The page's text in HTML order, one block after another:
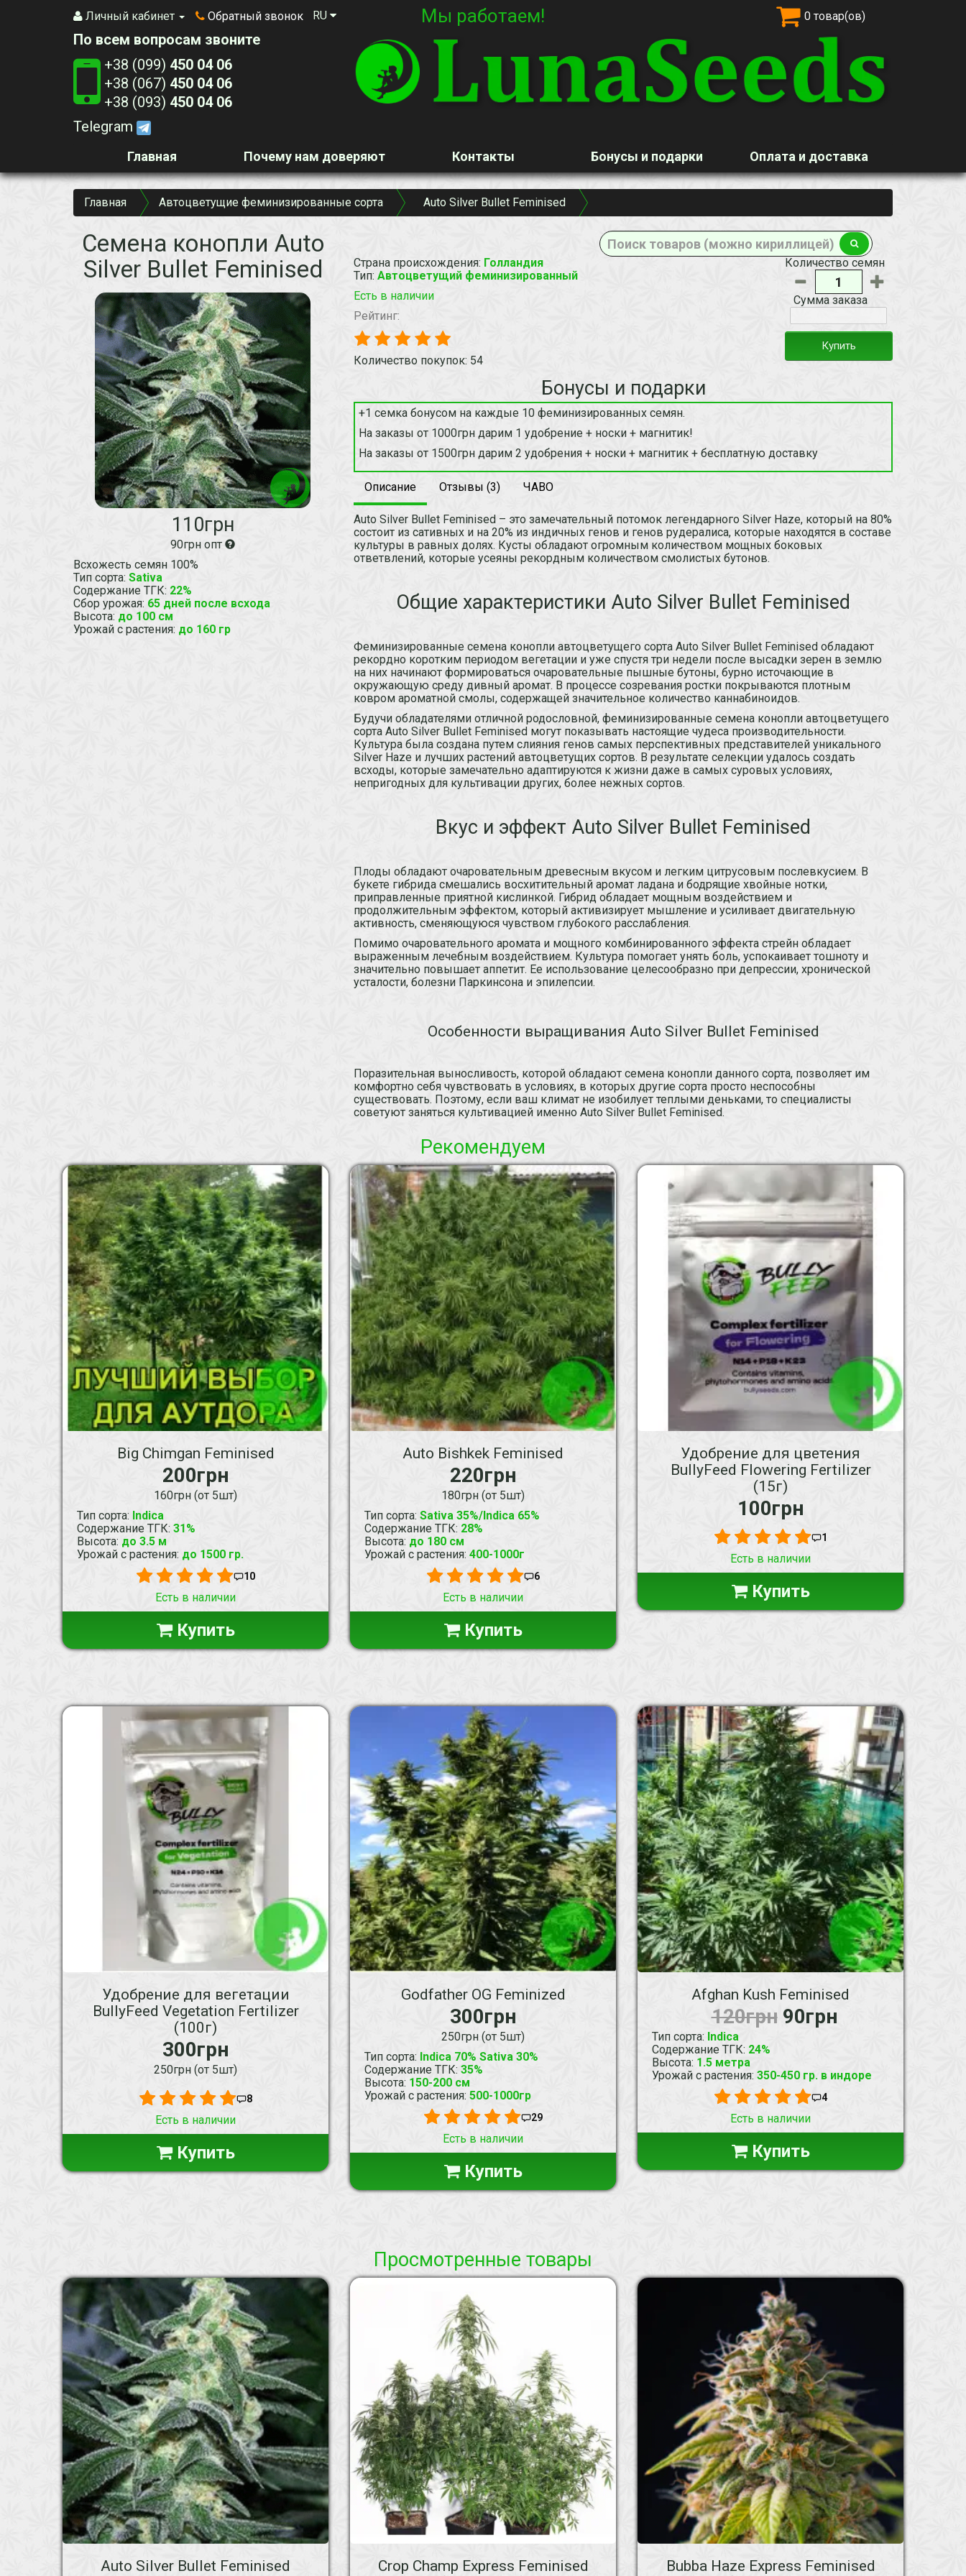
Личный кабинет Обратный звонок 0 товар(ов)
RU Мы работаем!
По всем вопросам звоните
+38 (099) 450 04 06
+38 (067) 450 04 06
+38 (093) 450 04 06
Telegram
Главная Почему нам доверяют Контакты Бонусы и подарки Оплата и доставка
Главная Автоцветущие феминизированные сорта Auto Silver Bullet Feminised
Семена конопли Auto
Silver Bullet Feminised
110грн
90грн опт
Всхожесть семян 100%
Тип сорта: Sativa
Содержание ТГК: 22%
Сбор урожая: 65 дней после всхода
Высота: до 100 см
Урожай с растения: до 160 гр
Страна происхождения: Голландия
Тип: Автоцветущий феминизированный
Есть в наличии
Рейтинг:
Количество покупок: 54
Количество семян
Сумма заказа
Купить
Бонусы и подарки
+1 семка бонусом на каждые 10 феминизированных семян.
На заказы от 1000грн дарим 1 удобрение + носки + магнитик!
На заказы от 1500грн дарим 2 удобрения + носки + магнитик + бесплатную доставку
Описание Отзывы (3) ЧАВО
Auto Silver Bullet Feminised – это замечательный потомок легендарного Silver Haze, который на 80%
состоит из сативных и на 20% из индичных генов и генов рудералиса, которые находятся в составе
культуры в равных долях. Кусты обладают огромным количеством мощных боковых
ответвлений, которые усеяны рекордным количеством смолистых бутонов.
Общие характеристики Auto Silver Bullet Feminised
Феминизированные семена конопли автоцветущего сорта Auto Silver Bullet Feminised обладают
рекордно коротким периодом вегетации и уже спустя три недели после высадки зерен в землю
на них начинают формироваться очаровательные пышные бутоны, бурно источающие в
окружающую среду дивный аромат. В процессе созревания ростки покрываются плотным
ковром ароматной смолы, содержащей значительное количество каннабиноидов.
Будучи обладателями отличной родословной, феминизированные семена конопли автоцветущего
сорта Auto Silver Bullet Feminised могут показывать настоящие чудеса производительности.
Культура была создана путем слияния генов самых перспективных представителей уникального
Silver Haze и лучших растений автоцветущих сортов. В результате селекции удалось создать
всходы, которые замечательно адаптируются к жизни даже в самых суровых условиях,
непригодных для культивации других, более нежных сортов.
Вкус и эффект Auto Silver Bullet Feminised
Плоды обладают очаровательным древесным вкусом и легким цитрусовым послевкусием. В
букете гибрида смешались восхитительный аромат ладана и бодрящие хвойные нотки,
приправленные приятной кислинкой. Гибрид обладает мощным воздействием и
продолжительным эффектом, который активизирует мышление и усиливает двигательную
активность, сменяющуюся чувством глубокого расслабления.
Помимо очаровательного аромата и мощного комбинированного эффекта стрейн обладает
выраженным лечебным воздействием. Культура помогает унять боль, успокаивает тошноту и
значительно повышает аппетит. Ее использование целесообразно при депрессии, хронической
усталости, болезни Паркинсона и эпилепсии.
Особенности выращивания Auto Silver Bullet Feminised
Поразительная выносливость, которой обладают семена конопли данного сорта, позволяет им
комфортно себя чувствовать в условиях, в которых другие сорта просто неспособны
существовать. Поэтому, если ваш климат не изобилует теплыми деньками, то специалисты
советуют заняться культивацией именно Auto Silver Bullet Feminised.
Рекомендуем
Big Chimgan Feminised
200грн
160грн (от 5шт)
Тип сорта: Indica
Содержание ТГК: 31%
Высота: до 3.5 м
Урожай с растения: до 1500 гр.
10
Есть в наличии
Купить
Auto Bishkek Feminised
220грн
180грн (от 5шт)
Тип сорта: Sativa 35%/Indica 65%
Содержание ТГК: 28%
Высота: до 180 см
Урожай с растения: 400-1000г
6
Есть в наличии
Купить
Удобрение для цветения
BullyFeed Flowering Fertilizer
(15г)
100грн
1
Есть в наличии
Купить
Удобрение для вегетации
BullyFeed Vegetation Fertilizer
(100г)
300грн
250грн (от 5шт)
8
Есть в наличии
Купить
Godfather OG Feminized
300грн
250грн (от 5шт)
Тип сорта: Indica 70% Sativa 30%
Содержание ТГК: 35%
Высота: 150-200 см
Урожай с растения: 500-1000гр
29
Есть в наличии
Купить
Afghan Kush Feminised
120грн 90грн
Тип сорта: Indica
Содержание ТГК: 24%
Высота: 1.5 метра
Урожай с растения: 350-450 гр. в индоре
4
Есть в наличии
Купить
Просмотренные товары
Auto Silver Bullet Feminised
Crop Champ Express Feminised
Bubba Haze Express Feminised